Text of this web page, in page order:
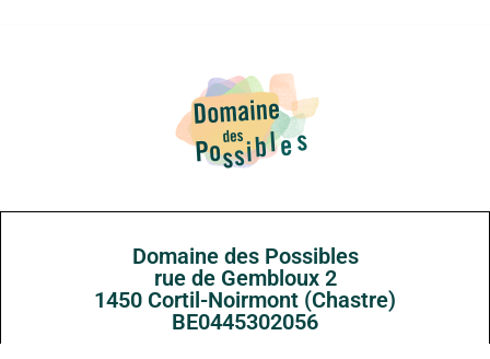
Domaine des Possibles
rue de Gembloux 2
1450 Cortil-Noirmont (Chastre)
BE0445302056